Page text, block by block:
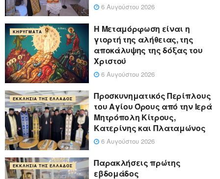
6 Αυγούστου 2026
ΚΗΡΎΓΜΑΤΑ
Η Μεταμόρφωση είναι η
γιορτή της αλήθειας, της
αποκάλυψης της δόξας του
Χριστού
6 Αυγούστου 2026
ΕΚΚΛΗΣΊΑ ΤΗΣ ΕΛΛΆΔΟΣ
Προσκυνηματικός Περίπλους
του Αγίου Όρους από την Ιερά
Μητρόπολη Κίτρους,
Κατερίνης και Πλαταμώνος
6 Αυγούστου 2026
ΕΚΚΛΗΣΊΑ ΤΗΣ ΕΛΛΆΔΟΣ
Παρακλήσεις πρώτης
εβδομάδος